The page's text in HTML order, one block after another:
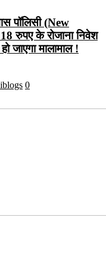
पॉलिसी (New
रुपए के रोजाना निवेश
जाएगा मालामाल !
0